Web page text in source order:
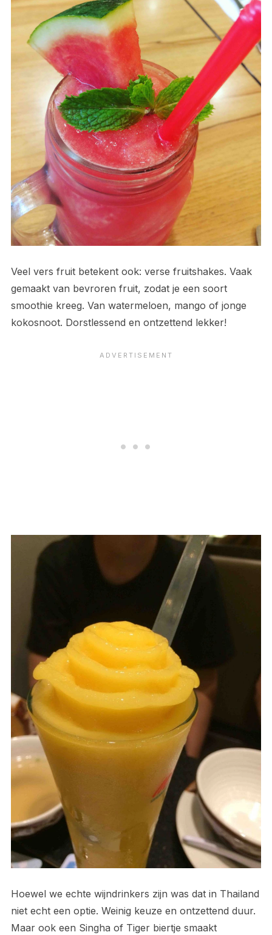
Veel vers fruit betekent ook: verse fruitshakes. Vaak
gemaakt van bevroren fruit, zodat je een soort
smoothie kreeg. Van watermeloen, mango of jonge
kokosnoot. Dorstlessend en ontzettend lekker!
Hoewel we echte wijndrinkers zijn was dat in Thailand
niet echt een optie. Weinig keuze en ontzettend duur.
Maar ook een Singha of Tiger biertje smaakt